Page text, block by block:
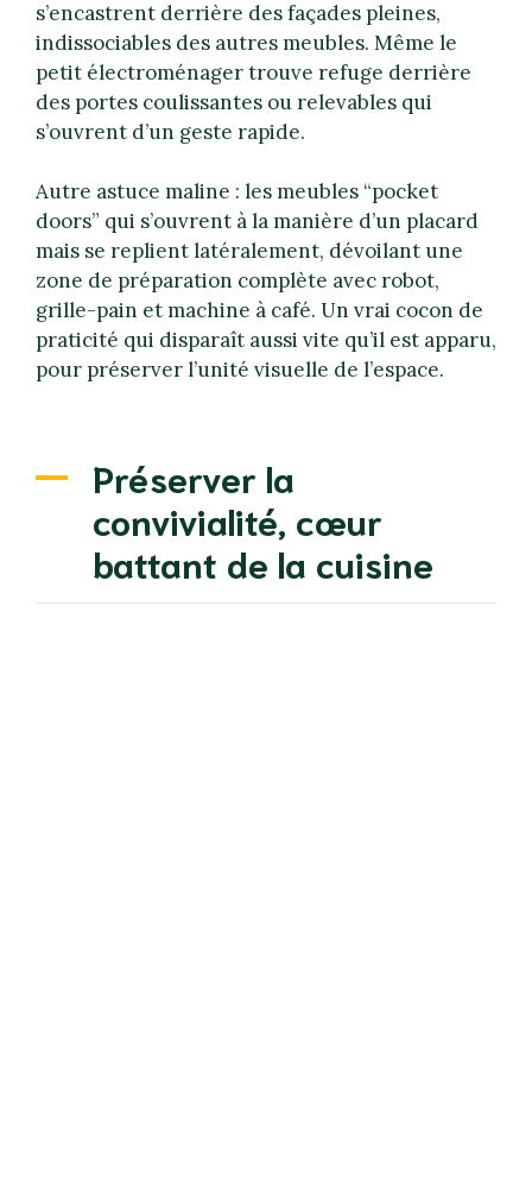
s’encastrent derrière des façades pleines,
indissociables des autres meubles. Même le
petit électroménager trouve refuge derrière
des portes coulissantes ou relevables qui
s’ouvrent d’un geste rapide.
Autre astuce maline : les meubles “pocket
doors” qui s’ouvrent à la manière d’un placard
mais se replient latéralement, dévoilant une
zone de préparation complète avec robot,
grille-pain et machine à café. Un vrai cocon de
praticité qui disparaît aussi vite qu’il est apparu,
pour préserver l’unité visuelle de l’espace.
Préserver la
convivialité, cœur
battant de la cuisine